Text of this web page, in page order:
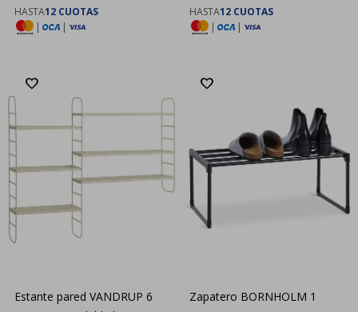
HASTA12 CUOTAS
|
|
HASTA12 CUOTAS
|
|
Estante pared VANDRUP 6
Zapatero BORNHOLM 1